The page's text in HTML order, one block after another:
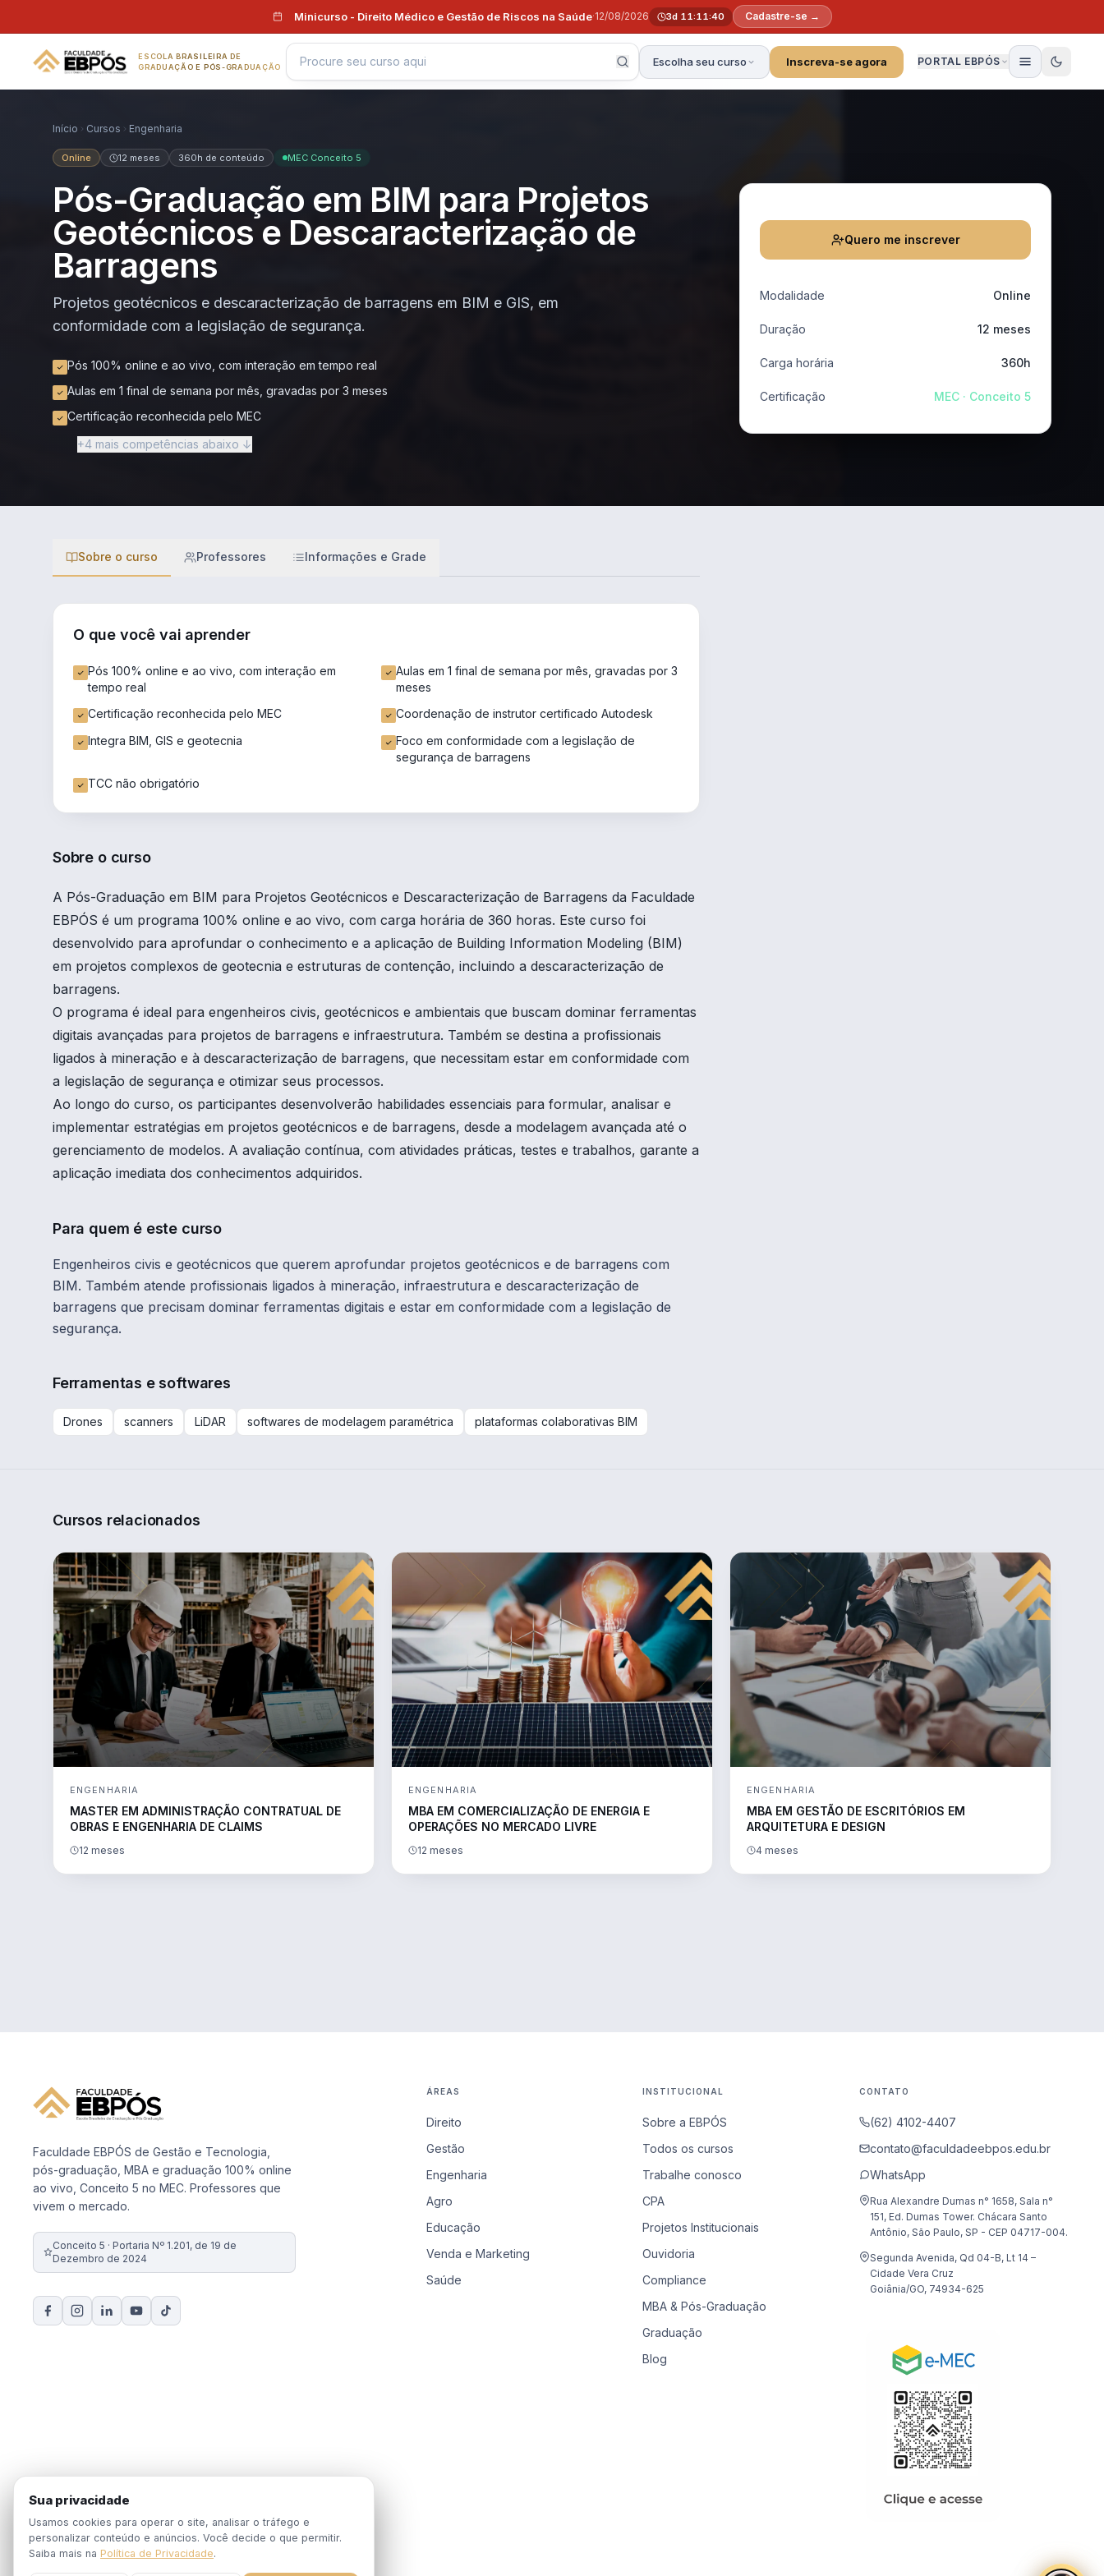
Minicurso - Direito Médico e Gestão de Riscos na Saúde·12/08/2026 3d 11:11:38 Cadastre-se →
ESCOLA BRASILEIRA DE
GRADUAÇÃO E PÓS-GRADUAÇÃO
Escolha seu curso Inscreva-se agora PORTAL EBPÓS
Início Cursos Engenharia
Online 12 meses 360h de conteúdo MEC Conceito 5
Pós-Graduação em BIM para Projetos
Geotécnicos e Descaracterização de
Barragens
Projetos geotécnicos e descaracterização de barragens em BIM e GIS, em
conformidade com a legislação de segurança.
Pós 100% online e ao vivo, com interação em tempo real
Aulas em 1 final de semana por mês, gravadas por 3 meses
Certificação reconhecida pelo MEC
+4 mais competências abaixo ↓
Sobre o curso Professores Informações e Grade
O que você vai aprender
Pós 100% online e ao vivo, com interação em
tempo real
Aulas em 1 final de semana por mês, gravadas por 3
meses
Certificação reconhecida pelo MEC
Coordenação de instrutor certificado Autodesk
Integra BIM, GIS e geotecnia
Foco em conformidade com a legislação de
segurança de barragens
TCC não obrigatório
Sobre o curso
A Pós-Graduação em BIM para Projetos Geotécnicos e Descaracterização de Barragens da Faculdade
EBPÓS é um programa 100% online e ao vivo, com carga horária de 360 horas. Este curso foi
desenvolvido para aprofundar o conhecimento e a aplicação de Building Information Modeling (BIM)
em projetos complexos de geotecnia e estruturas de contenção, incluindo a descaracterização de
barragens.
O programa é ideal para engenheiros civis, geotécnicos e ambientais que buscam dominar ferramentas
digitais avançadas para projetos de barragens e infraestrutura. Também se destina a profissionais
ligados à mineração e à descaracterização de barragens, que necessitam estar em conformidade com
a legislação de segurança e otimizar seus processos.
Ao longo do curso, os participantes desenvolverão habilidades essenciais para formular, analisar e
implementar estratégias em projetos geotécnicos e de barragens, desde a modelagem avançada até o
gerenciamento de modelos. A avaliação contínua, com atividades práticas, testes e trabalhos, garante a
aplicação imediata dos conhecimentos adquiridos.
Para quem é este curso
Engenheiros civis e geotécnicos que querem aprofundar projetos geotécnicos e de barragens com
BIM. Também atende profissionais ligados à mineração, infraestrutura e descaracterização de
barragens que precisam dominar ferramentas digitais e estar em conformidade com a legislação de
segurança.
Ferramentas e softwares
Drones scanners LiDAR softwares de modelagem paramétrica plataformas colaborativas BIM
Quero me inscrever
Modalidade Online
Duração 12 meses
Carga horária 360h
Certificação MEC · Conceito 5
Cursos relacionados
ENGENHARIA
MASTER EM ADMINISTRAÇÃO CONTRATUAL DE
OBRAS E ENGENHARIA DE CLAIMS
12 meses
ENGENHARIA
MBA EM COMERCIALIZAÇÃO DE ENERGIA E
OPERAÇÕES NO MERCADO LIVRE
12 meses
ENGENHARIA
MBA EM GESTÃO DE ESCRITÓRIOS EM
ARQUITETURA E DESIGN
4 meses
Faculdade EBPÓS de Gestão e Tecnologia,
pós-graduação, MBA e graduação 100% online
ao vivo, Conceito 5 no MEC. Professores que
vivem o mercado.
Conceito 5 · Portaria Nº 1.201, de 19 de
Dezembro de 2024
ÁREAS
Direito
Gestão
Engenharia
Agro
Educação
Venda e Marketing
Saúde
INSTITUCIONAL
Sobre a EBPÓS
Todos os cursos
Trabalhe conosco
CPA
Projetos Institucionais
Ouvidoria
Compliance
MBA & Pós-Graduação
Graduação
Blog
CONTATO
(62) 4102-4407
contato@faculdadeebpos.edu.br
WhatsApp
Rua Alexandre Dumas n° 1658, Sala n°
151, Ed. Dumas Tower. Chácara Santo
Antônio, São Paulo, SP - CEP 04717-004.
Segunda Avenida, Qd 04-B, Lt 14 –
Cidade Vera Cruz
Goiânia/GO, 74934-625
Sua privacidade
Usamos cookies para operar o site, analisar o tráfego e
personalizar conteúdo e anúncios. Você decide o que permitir.
Saiba mais na Política de Privacidade.